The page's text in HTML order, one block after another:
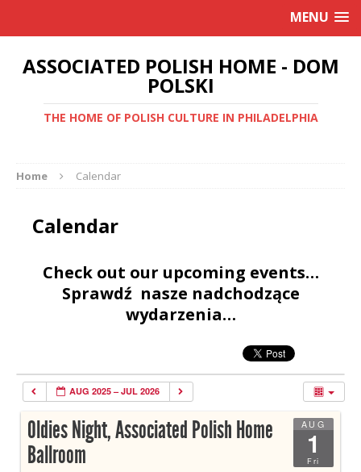
MENU
ASSOCIATED POLISH HOME - DOM
POLSKI
THE HOME OF POLISH CULTURE IN PHILADELPHIA
Home Calendar
Calendar
Check out our upcoming events…
Sprawdź nasze nadchodzące
wydarzenia…
AUG 2025 – JUL 2026
AUG
1
Fri
Oldies Night, Associated Polish Home
Ballroom